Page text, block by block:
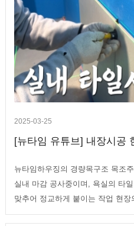
2025-03-25
[뉴타임 유튜브] 내장시공
뉴타임하우징의 경량목구조 목조
실내 마감 공사중이며, 욕실의 타
맞추어 정교하게 붙이는 작업 현